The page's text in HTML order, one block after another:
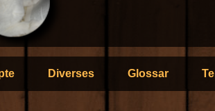
Diverses Glossar